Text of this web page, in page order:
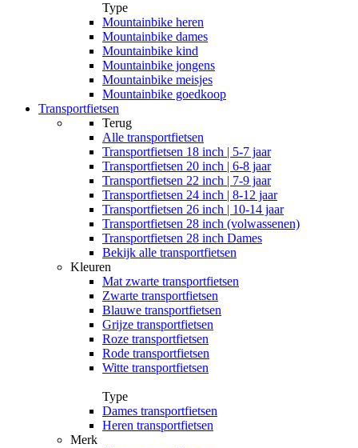
Type
Mountainbike heren
Mountainbike dames
Mountainbike kind
Mountainbike jongens
Mountainbike meisjes
Mountainbike goedkoop
Transportfietsen
Terug
Alle transportfietsen
Transportfietsen 18 inch | 5-7 jaar
Transportfietsen 20 inch | 6-8 jaar
Transportfietsen 22 inch | 7-9 jaar
Transportfietsen 24 inch | 8-12 jaar
Transportfietsen 26 inch | 10-14 jaar
Transportfietsen 28 inch (volwassenen)
Transportfietsen 28 inch Dames
Bekijk alle transportfietsen
Kleuren
Mat zwarte transportfietsen
Zwarte transportfietsen
Blauwe transportfietsen
Grijze transportfietsen
Roze transportfietsen
Rode transportfietsen
Witte transportfietsen
Type
Dames transportfietsen
Heren transportfietsen
Merk